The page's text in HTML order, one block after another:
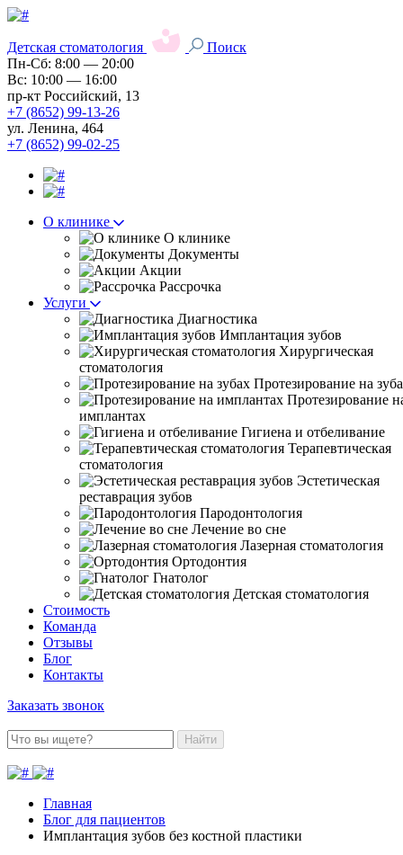
Детская стоматология
Поиск
Пн-Сб: 8:00 — 20:00
Вс: 10:00 — 16:00
пр-кт Российский, 13
+7 (8652) 99-13-26
ул. Ленина, 464
+7 (8652) 99-02-25
О клинике
О клинике
Документы
Акции
Рассрочка
Услуги
Диагностика
Имплантация зубов
Хирургическая
стоматология
Протезирование на
Протезирование
имплантах
Гигиена и отбеливание
Терапевтическая
стоматология
Эстетическая
реставрация зубов
Пародонтология
Лечение во сне
Лазерная стоматология
Ортодонтия
Гнатолог
Детская стоматология
Стоимость
Команда
Отзывы
Блог
Контакты
Заказать звонок
Найти
Главная
Блог для пациентов
Имплантация зубов без костной пластики